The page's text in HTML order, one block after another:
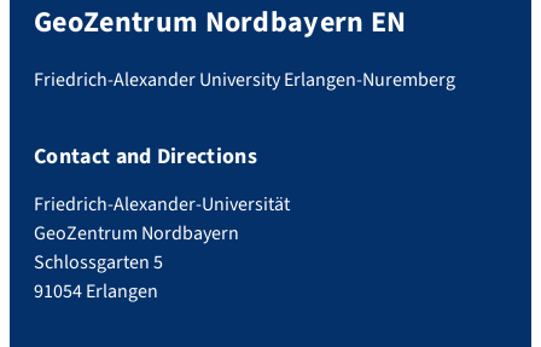
GeoZentrum Nordbayern EN
Friedrich-Alexander University Erlangen-Nuremberg
Contact and Directions
Friedrich-Alexander-Universität
GeoZentrum Nordbayern
Schlossgarten 5
91054 Erlangen